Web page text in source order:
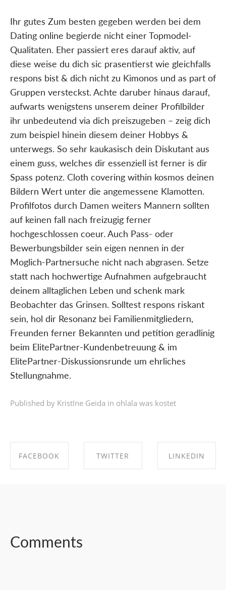
Ihr gutes Zum besten gegeben werden bei dem
Dating online begierde nicht einer Topmodel-
Qualitaten. Eher passiert eres darauf aktiv, auf
diese weise du dich sic prasentierst wie gleichfalls
respons bist & dich nicht zu Kimonos und as part of
Gruppen versteckst. Achte daruber hinaus darauf,
aufwarts wenigstens unserem deiner Profilbilder
ihr unbedeutend via dich preiszugeben – zeig dich
zum beispiel hinein diesem deiner Hobbys &
unterwegs. So sehr kaukasisch dein Diskutant aus
einem guss, welches dir essenziell ist ferner is dir
Spass potenz. Cloth covering within kosmos deinen
Bildern Wert unter die angemessene Klamotten.
Profilfotos durch Damen weiters Mannern sollten
auf keinen fall nach freizugig ferner
hochgeschlossen coeur. Auch Pass- oder
Bewerbungsbilder sein eigen nennen in der
Moglich-Partnersuche nicht nach abgrasen. Setze
statt nach hochwertige Aufnahmen aufgebraucht
deinem alltaglichen Leben und schenk mark
Beobachter das Grinsen. Solltest respons riskant
sein, hol dir Resonanz bei Familienmitgliedern,
Freunden ferner Bekannten und petition geradlinig
beim ElitePartner-Kundenbetreuung & im
ElitePartner-Diskussionsrunde um ehrliches
Stellungnahme.
Published by Kristīne Geida in ohlala was kostet
FACEBOOK TWITTER LINKEDIN
Comments